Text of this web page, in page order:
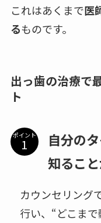
これはあくまで医
るものです。
出っ歯の治療で
ト
ポイント
自分の
知るこ
カウンセリング
行い、“どこま